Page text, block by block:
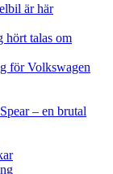
är här
hört talas om
för Volkswagen
– en brutal